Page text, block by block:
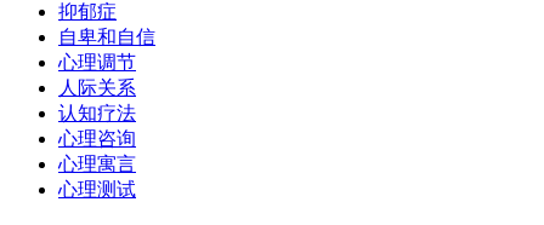
抑郁症
自卑和自信
心理调节
人际关系
认知疗法
心理咨询
心理寓言
心理测试